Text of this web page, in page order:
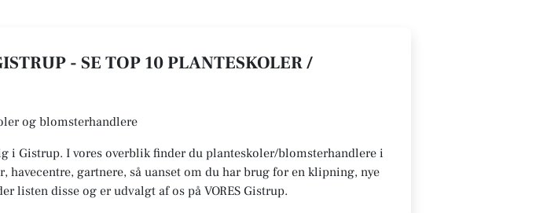
- SE TOP 10 PLANTESKOLER /
og blomsterhandlere
i Gistrup. I vores overblik finder du planteskoler/blomsterhandlere i
gartnere, så uanset om du har brug for en klipning, nye
listen disse og er udvalgt af os på VORES Gistrup.